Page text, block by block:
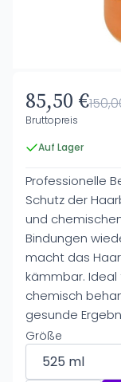
85,50 €
Bruttopreis
Auf Lager
Professionelle
Schutz der
und
Bindungen
macht das
kämmbar.
chemisch
gesunde
Größe